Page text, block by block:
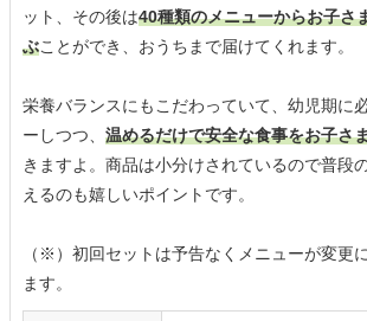
ット、その後は40種類のメニューからお子さ
ぶことができ、おうちまで届けてくれます。
栄養バランスにもこだわっていて、幼児期に
ーしつつ、 温めるだけで安全な食事をお子さ
きますよ。商品は小分けされているので普段
えるのも嬉しいポイントです。
（※）初回セットは予告なくメニューが変更
ます。